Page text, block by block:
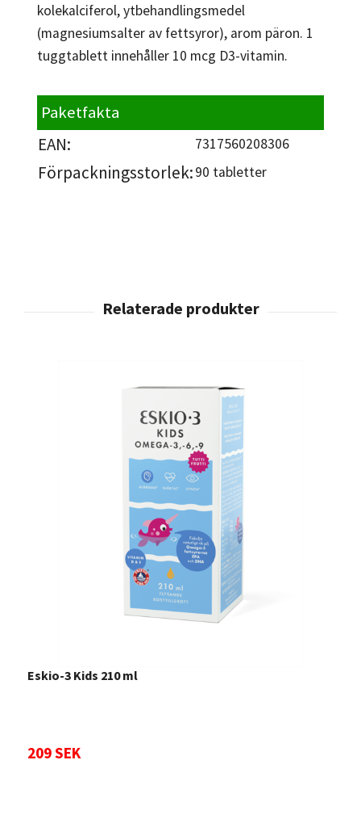
kolekalciferol, ytbehandlingsmedel
(magnesiumsalter av fettsyror), arom päron. 1
tuggtablett innehåller 10 mcg D3-vitamin.
Paketfakta
EAN: 7317560208306
Förpackningsstorlek:90 tabletter
Eskio-3 Kids 210 ml
209 SEK